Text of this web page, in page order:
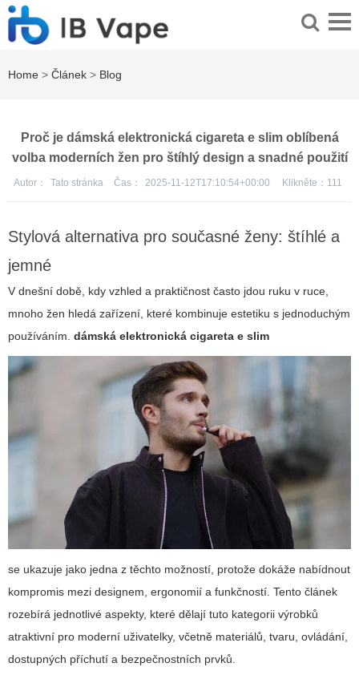
Home > Článek > Blog
Proč je dámská elektronická cigareta e slim oblíbená
volba moderních žen pro štíhlý design a snadné použití
Autor： Tato stránka Čas： 2025-11-12T17:10:54+00:00 Klikněte： 111
Stylová alternativa pro současné ženy: štíhlé a
jemné
V dnešní době, kdy vzhled a praktičnost často jdou ruku v ruce,
mnoho žen hledá zařízení, které kombinuje estetiku s jednoduchým
používáním. dámská elektronická cigareta e slim
se ukazuje jako jedna z těchto možností, protože dokáže nabídnout
kompromis mezi designem, ergonomií a funkčností. Tento článek
rozebírá jednotlivé aspekty, které dělají tuto kategorii výrobků
atraktivní pro moderní uživatelky, včetně materiálů, tvaru, ovládání,
dostupných příchutí a bezpečnostních prvků.